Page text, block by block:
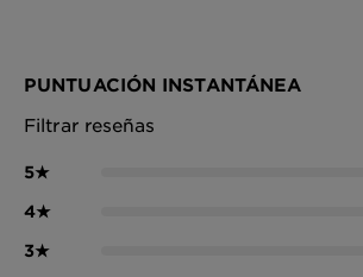
PUNTUACIÓN INSTANTÁNEA
Filtrar reseñas
5★
4★
3★